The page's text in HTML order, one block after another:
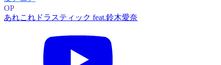
OP
あれこれドラスティック feat.鈴木愛奈